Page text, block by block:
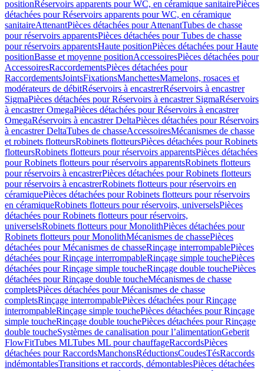
positionRéservoirs apparents pour WC, en céramique sanitairePièces
détachées pour Réservoirs apparents pour WC, en céramique
sanitaireAttenantPièces détachées pour AttenantTubes de chasse
pour réservoirs apparentsPièces détachées pour Tubes de chasse
pour réservoirs apparentsHaute positionPièces détachées pour Haute
positionBasse et moyenne positionAccessoiresPièces détachées pour
AccessoiresRaccordementsPièces détachées pour
RaccordementsJointsFixationsManchettesMamelons, rosaces et
modérateurs de débitRéservoirs à encastrerRéservoirs à encastrer
SigmaPièces détachées pour Réservoirs à encastrer SigmaRéservoirs
à encastrer OmegaPièces détachées pour Réservoirs à encastrer
OmegaRéservoirs à encastrer DeltaPièces détachées pour Réservoirs
à encastrer DeltaTubes de chasseAccessoiresMécanismes de chasse
et robinets flotteursRobinets flotteursPièces détachées pour Robinets
flotteursRobinets flotteurs pour réservoirs apparentsPièces détachées
pour Robinets flotteurs pour réservoirs apparentsRobinets flotteurs
pour réservoirs à encastrerPièces détachées pour Robinets flotteurs
pour réservoirs à encastrerRobinets flotteurs pour réservoirs en
céramiquePièces détachées pour Robinets flotteurs pour réservoirs
en céramiqueRobinets flotteurs pour réservoirs, universelsPièces
détachées pour Robinets flotteurs pour réservoirs,
universelsRobinets flotteurs pour MonolithPièces détachées pour
Robinets flotteurs pour MonolithMécanismes de chassePièces
détachées pour Mécanismes de chasseRinçage interrompablePièces
détachées pour Rinçage interrompableRinçage simple touchePièces
détachées pour Rinçage simple toucheRinçage double touchePièces
détachées pour Rinçage double toucheMécanismes de chasse
completsPièces détachées pour Mécanismes de chasse
completsRinçage interrompablePièces détachées pour Rinçage
interrompableRinçage simple touchePièces détachées pour Rinçage
simple toucheRinçage double touchePièces détachées pour Rinçage
double toucheSystèmes de canalisation pour l’alimentationGeberit
FlowFitTubes MLTubes ML pour chauffageRaccordsPièces
détachées pour RaccordsManchonsRéductionsCoudesTésRaccords
indémontablesTransitions et raccords, démontablesPièces détachées